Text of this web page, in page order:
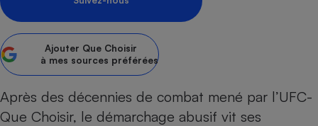
Ajouter Que Choisir
à mes sources préférées
Après des décennies de combat mené par l’UFC-
Que Choisir, le démarchage abusif vit ses
Petit électroménager -